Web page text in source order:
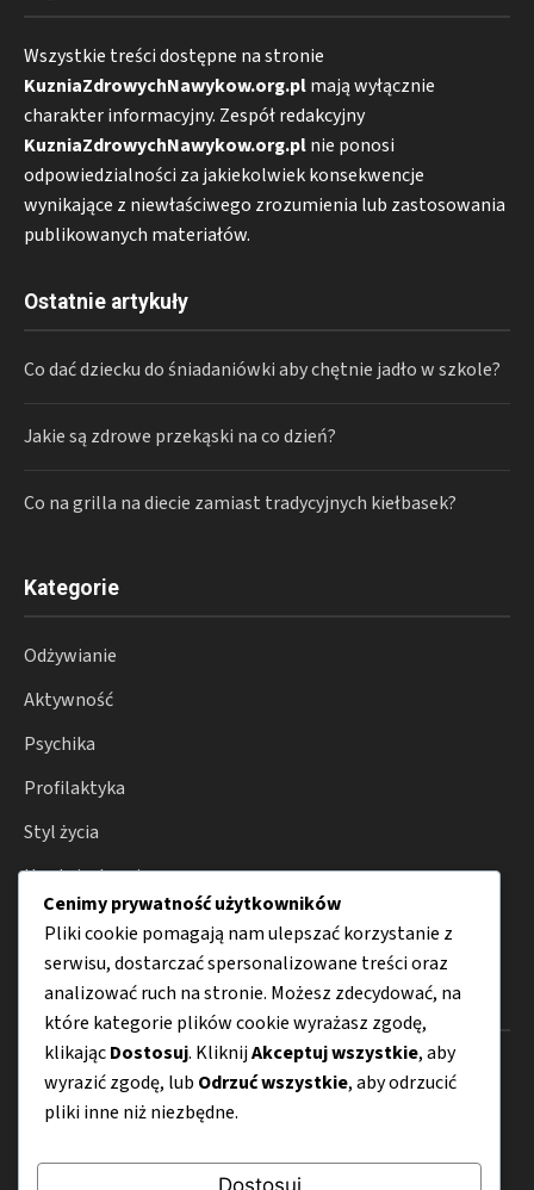
Wszystkie treści dostępne na stronie
KuzniaZdrowychNawykow.org.plmają wyłącznie
charakter informacyjny. Zespół redakcyjny
KuzniaZdrowychNawykow.org.plnie ponosi
odpowiedzialności za jakiekolwiek konsekwencje
wynikające z niewłaściwego zrozumienia lub zastosowania
publikowanych materiałów.
Ostatnie artykuły
Co dać dziecku do śniadaniówki aby chętnie jadło w szkole?
Jakie są zdrowe przekąski na co dzień?
Co na grilla na diecie zamiast tradycyjnych kiełbasek?
Kategorie
Odżywianie
Aktywność
Psychika
Profilaktyka
Styl życia
Uroda i zdrowie
Porady
Menu
Kontakt
Mapa strony
Cenimy prywatność użytkowników
Pliki cookie pomagają nam ulepszać korzystanie z
serwisu, dostarczać spersonalizowane treści oraz
analizować ruch na stronie. Możesz zdecydować, na
które kategorie plików cookie wyrażasz zgodę,
klikającDostosuj. KliknijAkceptuj wszystkie, aby
wyrazić zgodę, lub Odrzuć wszystkie, aby odrzucić
pliki inne niż niezbędne.